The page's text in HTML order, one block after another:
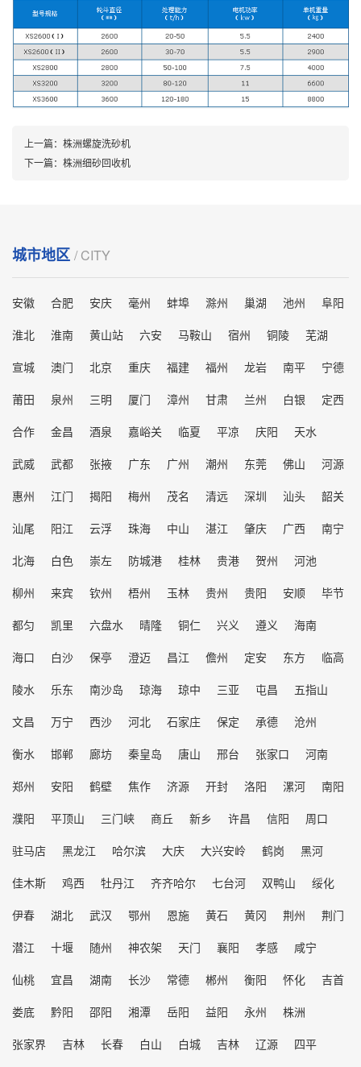
上一篇： 株洲螺旋洗砂机
下一篇： 株洲细砂回收机
城市地区 / CITY
安徽 合肥 安庆 毫州 蚌埠 滁州 巢湖 池州
阜阳
淮北
淮南 黄山站 六安 马鞍山 宿州 铜陵
芜湖
宣城
澳门 北京 重庆 福建 福州 龙岩 南平
宁德
莆田
泉州 三明 厦门 漳州 甘肃 兰州 白银
定西
合作
金昌 酒泉 嘉峪关 临夏 平凉 庆阳
天水
武威
武都 张掖 广东 广州 潮州 东莞 佛山
河源
惠州
江门 揭阳 梅州 茂名 清远 深圳 汕头
韶关
汕尾
阳江 云浮 珠海 中山 湛江 肇庆 广西
南宁
北海
白色 崇左 防城港 桂林 贵港 贺州
河池
柳州
来宾 钦州 梧州 玉林 贵州 贵阳 安顺
毕节
都匀
凯里 六盘水 晴隆 铜仁 兴义 遵义
海南
海口
白沙 保亭 澄迈 昌江 儋州 定安 东方
临高
陵水
乐东 南沙岛 琼海 琼中 三亚 屯昌
五指山
文昌
万宁 西沙 河北 石家庄 保定 承德
沧州
衡水
邯郸 廊坊 秦皇岛 唐山 邢台 张家口
河南
郑州
安阳 鹤壁 焦作 济源 开封 洛阳 漯河
南阳
濮阳
平顶山 三门峡 商丘 新乡 许昌 信阳
周口
驻马店
黑龙江 哈尔滨 大庆 大兴安岭 鹤岗
黑河
佳木斯
鸡西 牡丹江 齐齐哈尔 七台河 双鸭山
绥化
伊春
湖北 武汉 鄂州 恩施 黄石 黄冈 荆州
荆门
潜江
十堰 随州 神农架 天门 襄阳 孝感
咸宁
仙桃
宜昌 湖南 长沙 常德 郴州 衡阳 怀化
吉首
娄底
黔阳 邵阳 湘潭 岳阳 益阳 永州
株洲
张家界
吉林 长春 白山 白城 吉林 辽源
四平